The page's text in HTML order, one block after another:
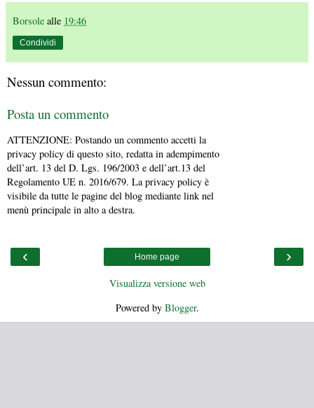
Borsole alle 19:46
Condividi
Nessun commento:
Posta un commento
ATTENZIONE: Postando un commento accetti la
privacy policy di questo sito, redatta in adempimento
dell’art. 13 del D. Lgs. 196/2003 e dell’art.13 del
Regolamento UE n. 2016/679. La privacy policy è
visibile da tutte le pagine del blog mediante link nel
menù principale in alto a destra.
‹ ›
Home page
Visualizza versione web
Powered by Blogger.